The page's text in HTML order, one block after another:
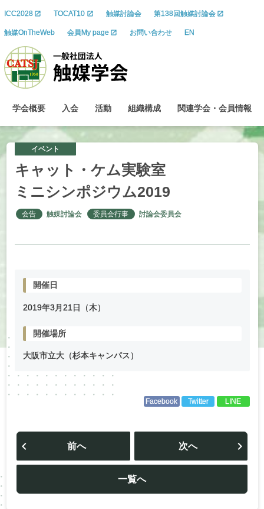
ICC2028 TOCAT10 触媒討論会 第138回触媒討論会
触媒OnTheWeb 会員My page お問い合わせ EN
学会概要 入会 活動 組織構成 関連学会 ・ 会員情報
イベント
キャット ・ ケム実験室
ミニシンポジウム2019
会告 触媒討論会 委員会行事 討論会委員会
開催日
2019年3月21日（木）
開催場所
大阪市立大（杉本キャンパス）
Facebook Twitter LINE
投
ビ
ー
シ
ョ
前へ
一覧へ
次へ